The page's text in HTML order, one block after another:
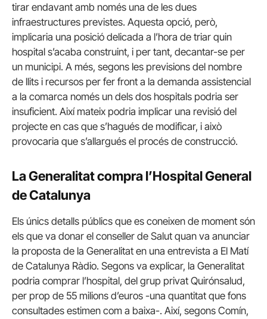
tirar endavant amb només una de les dues
infraestructures previstes. Aquesta opció, però,
implicaria una posició delicada a l’hora de triar quin
hospital s’acaba construint, i per tant, decantar-se per
un municipi. A més, segons les previsions del nombre
de llits i recursos per fer front a la demanda assistencial
a la comarca només un dels dos hospitals podria ser
insuficient. Així mateix podria implicar una revisió del
projecte en cas que s’hagués de modificar, i això
provocaria que s’allargués el procés de construcció.
La Generalitat compra l’Hospital General
de Catalunya
Els únics detalls públics que es coneixen de moment són
els que va donar el conseller de Salut quan va anunciar
la proposta de la Generalitat en una entrevista a El Matí
de Catalunya Ràdio. Segons va explicar, la Generalitat
podria comprar l’hospital, del grup privat Quirónsalud,
per prop de 55 milions d’euros -una quantitat que fons
consultades estimen com a baixa-. Així, segons Comín,